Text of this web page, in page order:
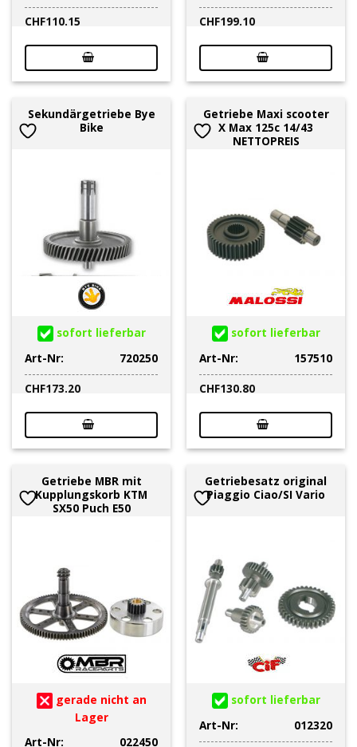
CHF110.15
CHF199.10
Sekundärgetriebe Bye
Bike
sofort lieferbar
Art-Nr:
720250
CHF173.20
Getriebe Maxi scooter
X Max 125c 14/43
NETTOPREIS
sofort lieferbar
Art-Nr:
157510
CHF130.80
Getriebe MBR mit
Kupplungskorb KTM
SX50 Puch E50
gerade nicht an
Lager
Art-Nr:
022450
Getriebesatz original
Piaggio Ciao/SI Vario
sofort lieferbar
Art-Nr:
012320